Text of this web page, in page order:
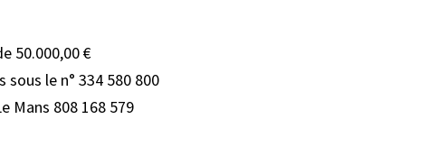
50.000,00 €
le n° 334 580 800
Mans 808 168 579